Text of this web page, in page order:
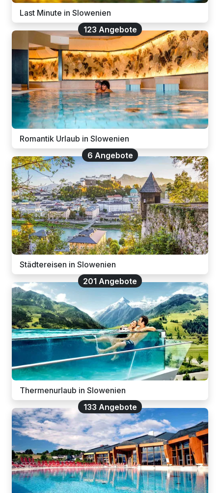
Last Minute in Slowenien
123 Angebote
Romantik Urlaub in Slowenien
6 Angebote
Städtereisen in Slowenien
201 Angebote
Thermenurlaub in Slowenien
133 Angebote